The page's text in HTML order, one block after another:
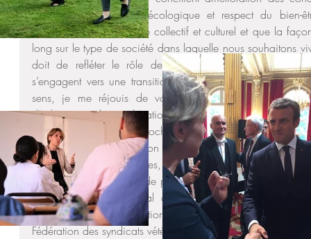
économique, transition écologique et respect du bien-
constitue toujours un acte collectif et culturel et que la
long sur le type de société dans laquelle nous souhaitons
doit de refléter le rôle de l’Etat dans
s’engagent vers une transition écologique et solidaire, y
sens, je me réjouis de voir que la part des
d’adaptation des exploitations agricoles dans l’ensemble
revalorisée pour les prochaines années. Par
correspondant à la mission Conduite et pilotage des
d’investir dans les contrôles, d’augmenter les moyens mis
et des services centraux de protection animale, car la
animaux est encore mal appliquée en France, faute
régulièrement la Fédération vétérinaire européenne
Fédération des syndicats vétérinaires de France".